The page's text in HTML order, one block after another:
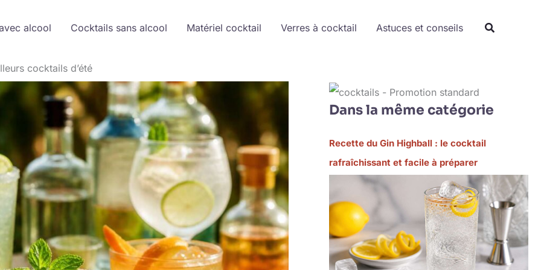
alcool Cocktails sans alcool Matériel cocktail Verres à cocktail Astuces et conseils
cocktails d’été
Dans la même catégorie
Recette du Gin Highball : le cocktail
rafraîchissant et facile à préparer